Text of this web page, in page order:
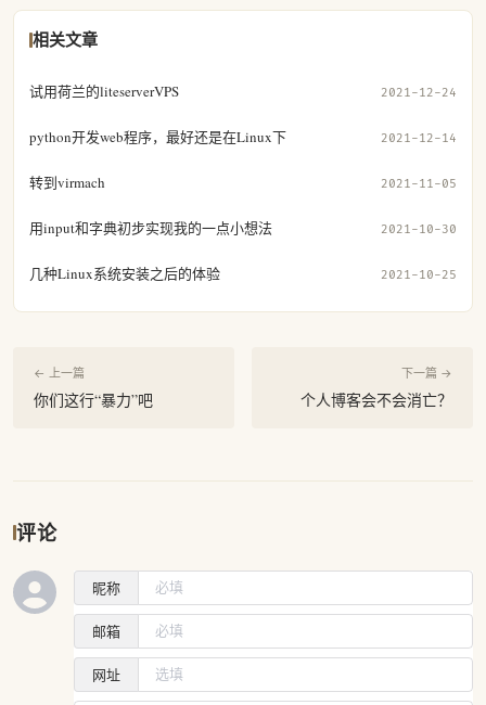
相关文章
试用荷兰的liteserverVPS 2021-12-24
python开发web程序，最好还是在Linux下 2021-12-14
转到virmach 2021-11-05
用input和字典初步实现我的一点小想法 2021-10-30
几种Linux系统安装之后的体验 2021-10-25
← 上一篇
你们这行“暴力”吧
下一篇 →
个人博客会不会消亡？
评论
昵称
邮箱
网址